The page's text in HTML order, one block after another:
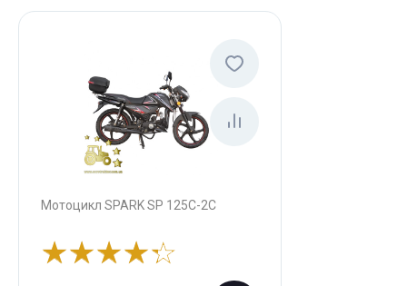
Мотоцикл SPARK SP 125C-2C